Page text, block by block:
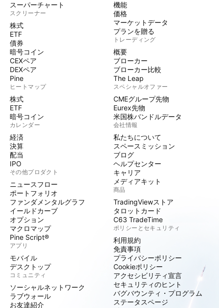
スーパーチャート
スクリーナー
株式
ETF
債券
暗号コイン
CEXペア
DEXペア
Pine
ヒートマップ
株式
ETF
暗号コイン
カレンダー
経済
決算
配当
IPO
その他プロダクト
ニュースフロー
ポートフォリオ
ファンダメンタルグラフ
イールドカーブ
オプション
マクロマップ
Pine Script®
アプリ
モバイル
デスクトップ
コミュニティ
ソーシャルネットワーク
ラブウォール
お友達紹介
機能
価格
マーケットデータ
プランを贈る
トレーディング
概要
ブローカー
ブローカー比較
The Leap
スペシャルオファー
CMEグループ先物
Eurex先物
米国株バンドルデータ
会社情報
私たちについて
スペースミッション
ブログ
ヘルプセンター
キャリア
メディアキット
商品
TradingViewストア
タロットカード
C63 TradeTime
ポリシーとセキュリティ
利用規約
免責事項
プライバシーポリシー
Cookieポリシー
アクセシビリティ宣言
セキュリティのヒント
バグバウンティ・プログラム
ステータスページ